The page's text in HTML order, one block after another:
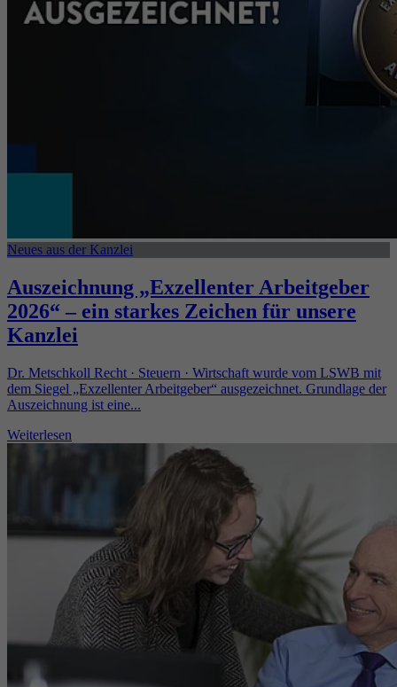
Neues aus der Kanzlei
Auszeichnung „Exzellenter Arbeitgeber
2026“ – ein starkes Zeichen für unsere
Kanzlei
Dr. Metschkoll Recht · Steuern · Wirtschaft wurde vom LSWB mit
dem Siegel „Exzellenter Arbeitgeber“ ausgezeichnet. Grundlage der
Auszeichnung ist eine...
Weiterlesen